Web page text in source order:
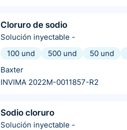
Cloruro de sodio
Solución inyectable -
100 und
500 und 50 und
Baxter
INVIMA 2022M-0011857-R2
Sodio cloruro
Solución inyectable -